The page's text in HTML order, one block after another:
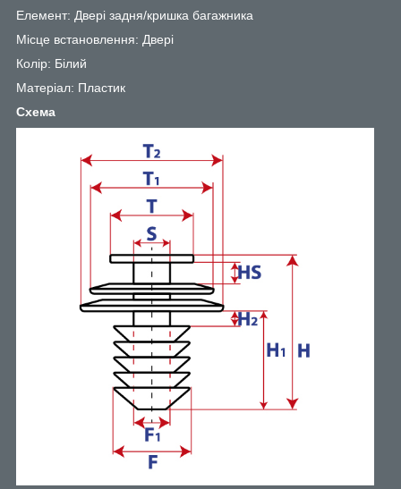
Елемент: Двері задня/кришка багажника
Місце встановлення: Двері
Колір: Білий
Матеріал: Пластик
Схема